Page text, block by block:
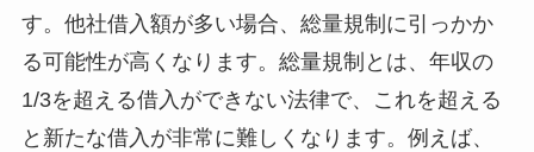
す。他社借入額が多い場合、総量規制に引っかか
る可能性が高くなります。総量規制とは、年収の
1/3を超える借入ができない法律で、これを超える
と新たな借入が非常に難しくなります。例えば、